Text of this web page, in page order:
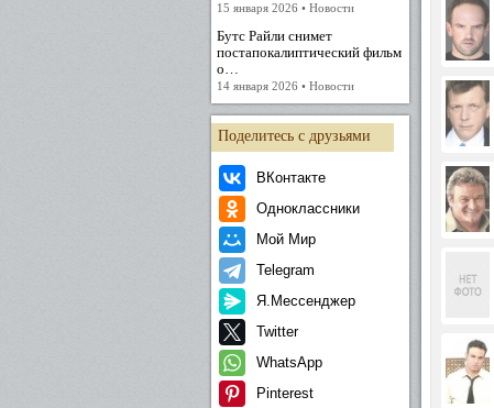
15 января 2026 • Новости
Бутс Райли снимет
постапокалиптический фильм
о…
14 января 2026 • Новости
Поделитесь с друзьями
ВКонтакте
Одноклассники
Мой Мир
Telegram
Я.Мессенджер
Twitter
WhatsApp
Pinterest